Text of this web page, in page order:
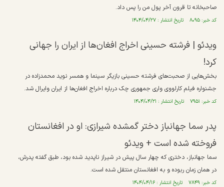
صاحبخانه تا قرون آخر پول من را پس داد.
کد خبر: ۸۰۹۵ تاریخ انتشار : ۱۴۰۴/۰۴/۲۷
ویدئو |‌ فرشته حسینی اخراج افغان‌ها از ایران را جهانی
کرد!
بخش‌هایی از صحبت‌های فرشته حسینی بازیگر سینما و همسر نوید محمدزاده در
جشنواره فیلم کارلووی واری جمهوری چک درباره اخراج افغان‌ها از ایران وایرال شد.
کد خبر: ۷۹۵۱ تاریخ انتشار : ۱۴۰۴/۰۴/۲۱
پدر سما جهانباز دختر گمشده شیرازی: او در افغانستان
فروخته شده است + ویدئو
سما جهانباز، دختری که چهار سال پیش در شیراز ناپدید شده بود، طبق گفته پدرش،
در همان زمان ربوده و به افغانستان منتقل شده است.
کد خبر: ۷۸۴۹ تاریخ انتشار : ۱۴۰۴/۰۴/۱۶